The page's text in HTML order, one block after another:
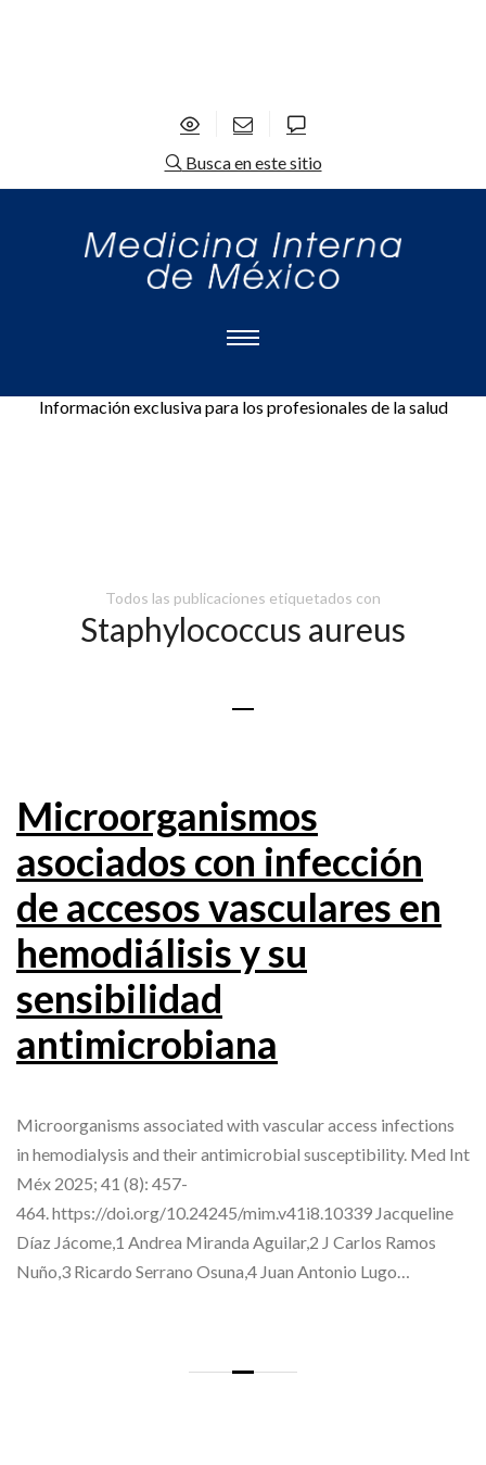
Busca en este sitio
Información exclusiva para los profesionales de la salud
Todos las publicaciones etiquetados con
Staphylococcus aureus
Microorganismos
asociados con infección
de accesos vasculares en
hemodiálisis y su
sensibilidad
antimicrobiana
Microorganisms associated with vascular access infections
in hemodialysis and their antimicrobial susceptibility. Med Int
Méx 2025; 41 (8): 457-
464. https://doi.org/10.24245/mim.v41i8.10339 Jacqueline
Díaz Jácome,1 Andrea Miranda Aguilar,2 J Carlos Ramos
Nuño,3 Ricardo Serrano Osuna,4 Juan Antonio Lugo…